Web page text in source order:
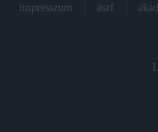
impresszum ászf